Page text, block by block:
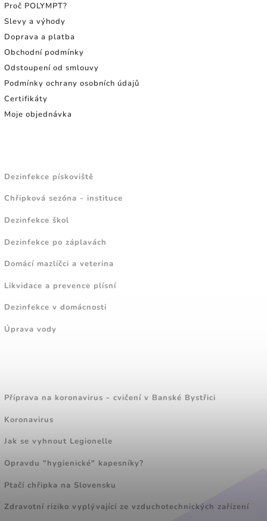
Proč POLYMPT?
Slevy a výhody
Doprava a platba
Obchodní podmínky
Odstoupení od smlouvy
Podmínky ochrany osobních údajů
Certifikáty
Moje objednávka
Dezinfekce pískoviště
Chřipková sezóna - instituce
Dezinfekce škol
Dezinfekce po záplavách
Domácí mazlíčci a veterina
Likvidace a prevence plísní
Dezinfekce v domácnosti
Úprava vody
Příprava na koronavirus - cvičení v Banské Bystřici
Koronavirus
Jak se vyhnout Legionelle
Opravdu "hygienické" kapesníky?
Ptačí chřipka na Slovensku
Zdravotní riziko vyplývající ze vzduchotechnických zařízení